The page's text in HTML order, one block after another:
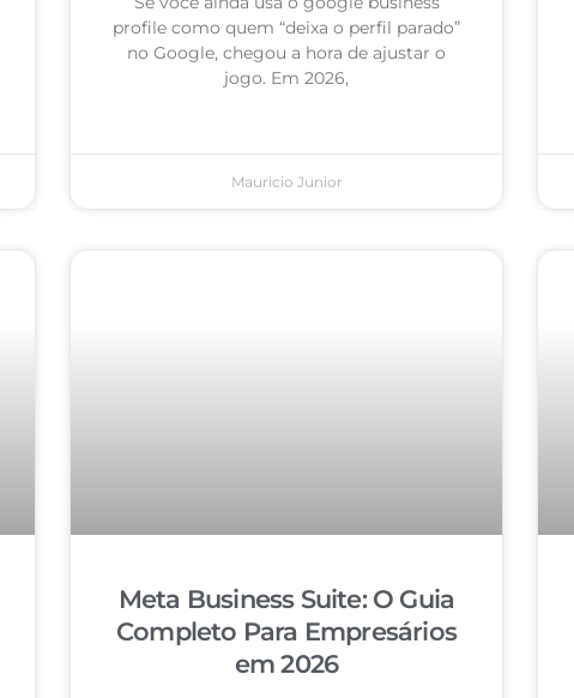
profile como quem “deixa o perfil parado”
no Google, chegou a hora de ajustar o
jogo. Em 2026,
Mauricio Junior
Meta Business Suite: O Guia
Completo Para Empresários
em 2026